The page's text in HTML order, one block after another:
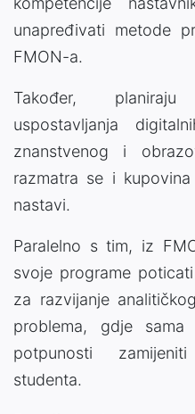
unapređivati metode
FMON-a.
Također,
uspostavljanja
znanstvenog i
razmatra se i
nastavi.
Paralelno s tim, iz
svoje programe
za razvijanje
problema, gdje
potpunosti
studenta.